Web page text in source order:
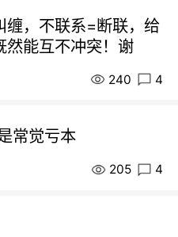
缠，不联系=断联，给
然能互不冲突！谢
240 4
常觉亏本
205 4